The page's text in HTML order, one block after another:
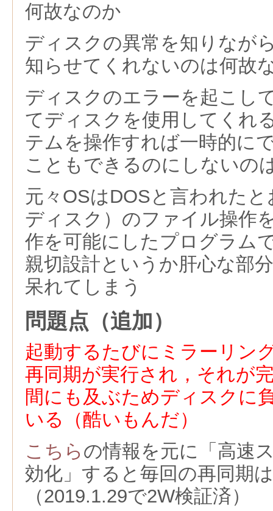
何故なのか
ディスクの異常を知りなが
知らせてくれないのは何故
ディスクのエラーを起こし
てディスクを使用してくれ
テムを操作すれば一時的に
こともできるのにしないの
元々OSはDOSと言われた
ディスク）のファイル操作
作を可能にしたプログラム
親切設計というか肝心な部
呆れてしまう
問題点（追加）
起動するたびにミラーリン
再同期が実行され，それが
間にも及ぶためディスクに
いる（酷いもんだ）
こちら の情報を元に「高速
効化」すると毎回の再同期
（2019.1.29で2W検証済）